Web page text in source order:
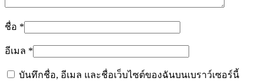
ชื่อ *
อีเมล *
บันทึกชื่อ, อีเมล และชื่อเว็บไซต์ของฉันบนเบราว์เซอร์นี้